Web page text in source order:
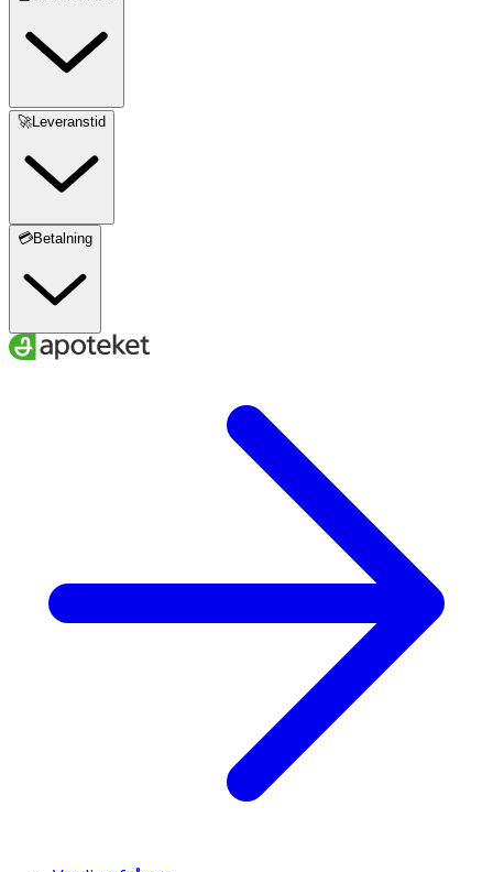
🚀Leveranstid
💳Betalning